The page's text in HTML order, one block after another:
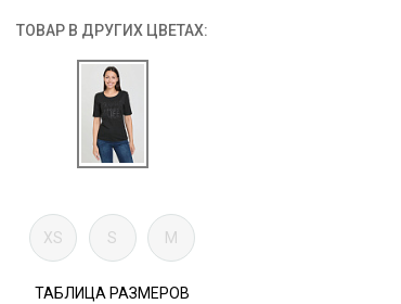
ТОВАР В ДРУГИХ ЦВЕТАХ:
XS S M
ТАБЛИЦА РАЗМЕРОВ